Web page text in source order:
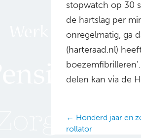
stopwatch op 30
de hartslag per
onregelmatig, ga
(harteraad.nl)
delen kan via de
Posts
← Honderd jaar en
rollator